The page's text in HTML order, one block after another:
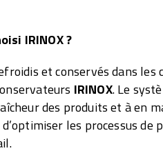
IRINOX ?
et conservés dans les
IRINOX. Le
des produits et à en
les processus de